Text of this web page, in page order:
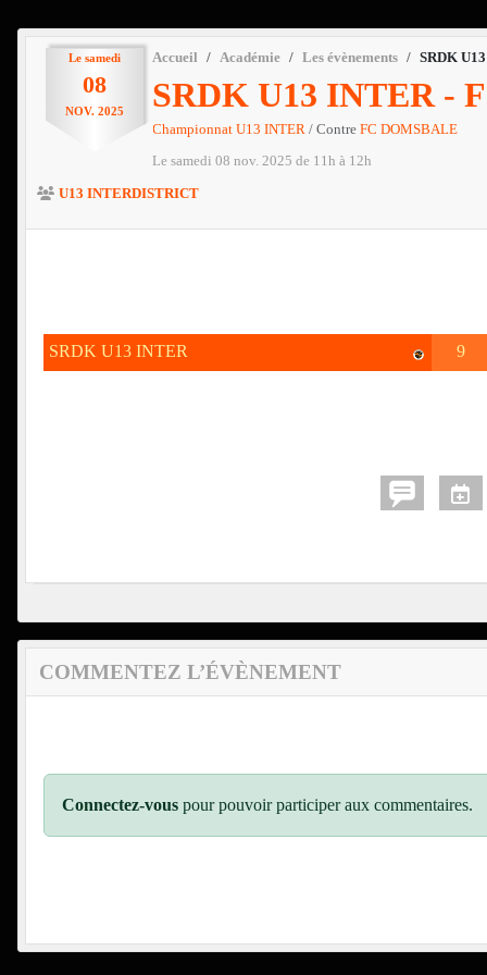
Le samedi
08
NOV. 2025
Accueil Académie Les évènements SRDK
SRDK U13 INTER -
Championnat U13 INTER / Contre FC DOMSBALE
Le samedi 08 nov. 2025 de 11h à 12h
U13 INTERDISTRICT
SRDK U13 INTER 9
COMMENTEZ L’ÉVÈNEMENT
Connectez-vous pour pouvoir participer aux commentaires.